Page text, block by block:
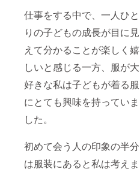
仕事をする中で、一人ひと
りの子どもの成長が目に見
えて分かることが楽しく嬉
しいと感じる一方、服が大
好きな私は子どもが着る服
にとても興味を持っていま
した。
初めて会う人の印象の半分
は服装にあると私は考えま